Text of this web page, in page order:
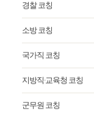
경찰 코칭
소방 코칭
국가직 코칭
지방직·교육청 코칭
군무원 코칭